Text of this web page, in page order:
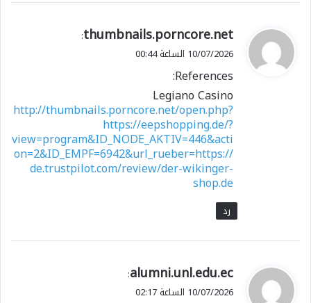
ي
ق
ل
thumbnails.porncore.net
:
10/07/2026 الساعة 00:44
References:
Legiano Casino
http://thumbnails.porncore.net/open.php?
https://eepshopping.de/?
view=program&ID_NODE_AKTIV=446&acti
on=2&ID_EMPF=6942&url_rueber=https://
de.trustpilot.com/review/der-wikinger-
shop.de
رد
ي
ق
alumni.unl.edu.ec
:
10/07/2026 الساعة 02:17